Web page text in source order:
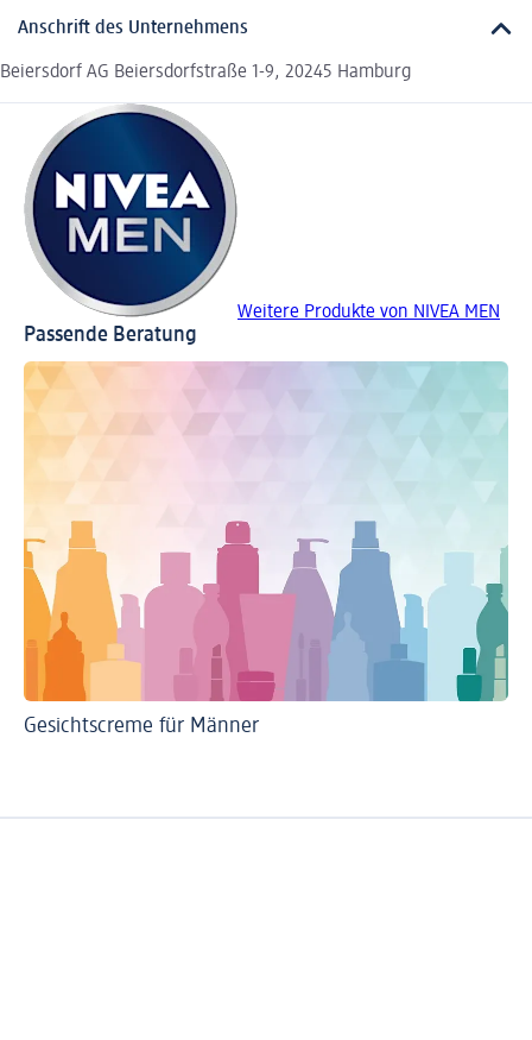
Anschrift des Unternehmens
Beiersdorf AG Beiersdorfstraße 1-9, 20245 Hamburg
Weitere Produkte von NIVEA MEN
Passende Beratung
Gesichtscreme für Männer